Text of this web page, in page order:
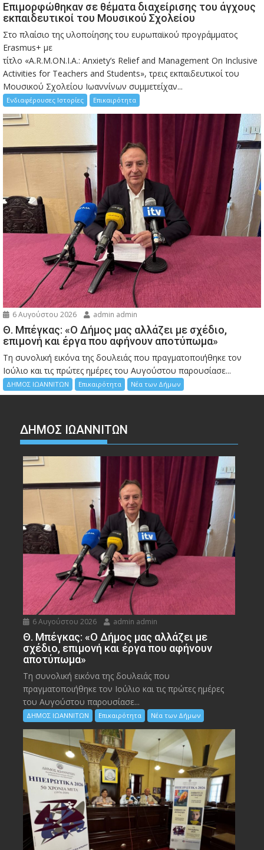
Eπιμορφώθηκαν σε θέματα διαχείρισης του άγχους
εκπαιδευτικοί του Μουσικού Σχολείου
Στο πλαίσιο της υλοποίησης του ευρωπαϊκού προγράμματος
Erasmus+ με
τίτλο «A.R.M.ON.I.A.: Anxiety’s Relief and Management On Inclusive
Activities for Teachers and Students», τρεις εκπαιδευτικοί του
Μουσικού Σχολείου Ιωαννίνων συμμετείχαν...
Ενδιαφέρουσες Ιστορίες Επικαιρότητα
6 Αυγούστου 2026 admin admin
Θ. Μπέγκας: «Ο Δήμος μας αλλάζει με σχέδιο,
επιμονή και έργα που αφήνουν αποτύπωμα»
Τη συνολική εικόνα της δουλειάς που πραγματοποιήθηκε τον
Ιούλιο και τις πρώτες ημέρες του Αυγούστου παρουσίασε...
ΔΗΜΟΣ ΙΩΑΝΝΙΤΩΝ Επικαιρότητα Νέα των Δήμων
ΔΗΜΟΣ ΙΩΑΝΝΙΤΩΝ
6 Αυγούστου 2026 admin admin
Θ. Μπέγκας: «Ο Δήμος μας αλλάζει με
σχέδιο, επιμονή και έργα που αφήνουν
αποτύπωμα»
Τη συνολική εικόνα της δουλειάς που
πραγματοποιήθηκε τον Ιούλιο και τις πρώτες ημέρες
του Αυγούστου παρουσίασε...
ΔΗΜΟΣ ΙΩΑΝΝΙΤΩΝ Επικαιρότητα Νέα των Δήμων